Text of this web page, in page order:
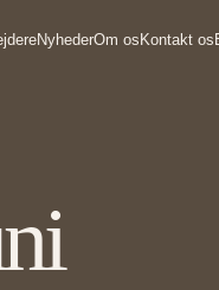
NyhederOm os Kontakt os